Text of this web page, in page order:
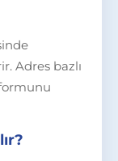
Adres bazlı